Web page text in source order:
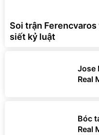
Soi trận
siết kỷ luật
Jose
Real
Bóc
Real